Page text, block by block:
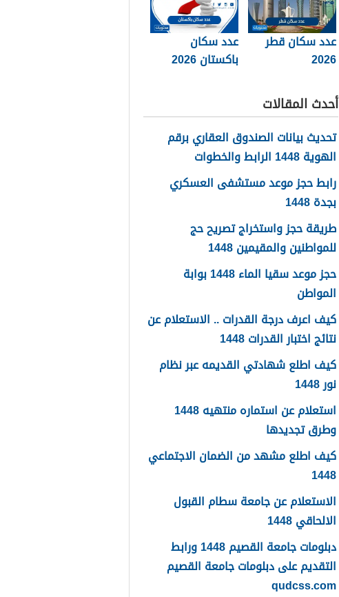
عدد سكان قطر
2026
عدد سكان
باكستان 2026
أحدث المقالات
تحديث بيانات الصندوق العقاري برقم
الهوية 1448 الرابط والخطوات
رابط حجز موعد مستشفى العسكري
بجدة 1448
طريقة حجز واستخراج تصريح حج
للمواطنين والمقيمين 1448
حجز موعد سقيا الماء 1448 بوابة
المواطن
كيف اعرف درجة القدرات .. الاستعلام عن
نتائج اختبار القدرات 1448
كيف اطلع شهادتي القديمه عبر نظام
نور 1448
استعلام عن استماره منتهيه 1448
وطرق تجديدها
كيف اطلع مشهد من الضمان الاجتماعي
1448
الاستعلام عن جامعة سطام القبول
الالحاقي 1448
دبلومات جامعة القصيم 1448 ورابط
التقديم على دبلومات جامعة القصيم
qudcss.com